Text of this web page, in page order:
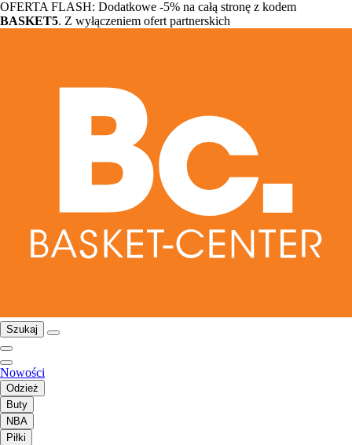
OFERTA FLASH: Dodatkowe -5% na całą stronę z kodem
BASKET5. Z wyłączeniem ofert partnerskich
Szukaj
Nowości
Odzież
Buty
NBA
Piłki